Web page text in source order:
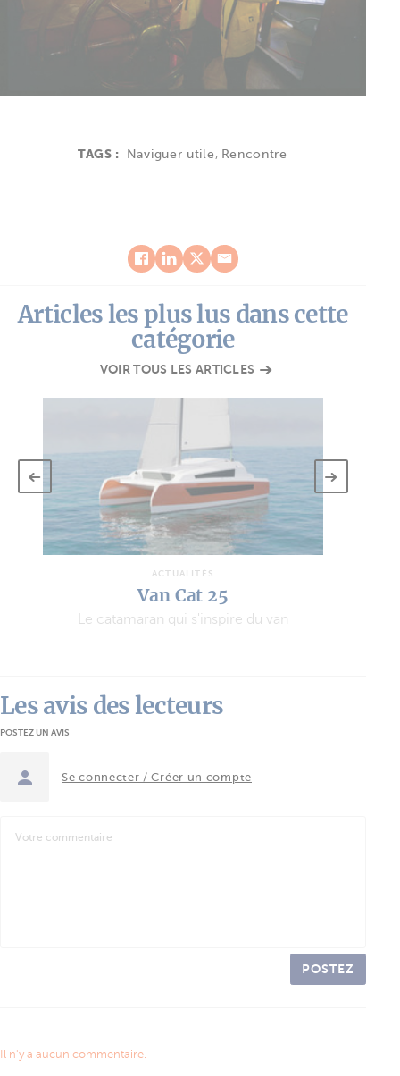
TAGS : Naviguer utile , Rencontre
Articles les plus lus dans cette
catégorie
VOIR TOUS LES ARTICLES
ACTUALITÉS
Van Cat 25
Le catamaran qui s'inspire du van
Les avis des lecteurs
POSTEZ UN AVIS
Se connecter / Créer un compte
POSTEZ
Il n'y a aucun commentaire.